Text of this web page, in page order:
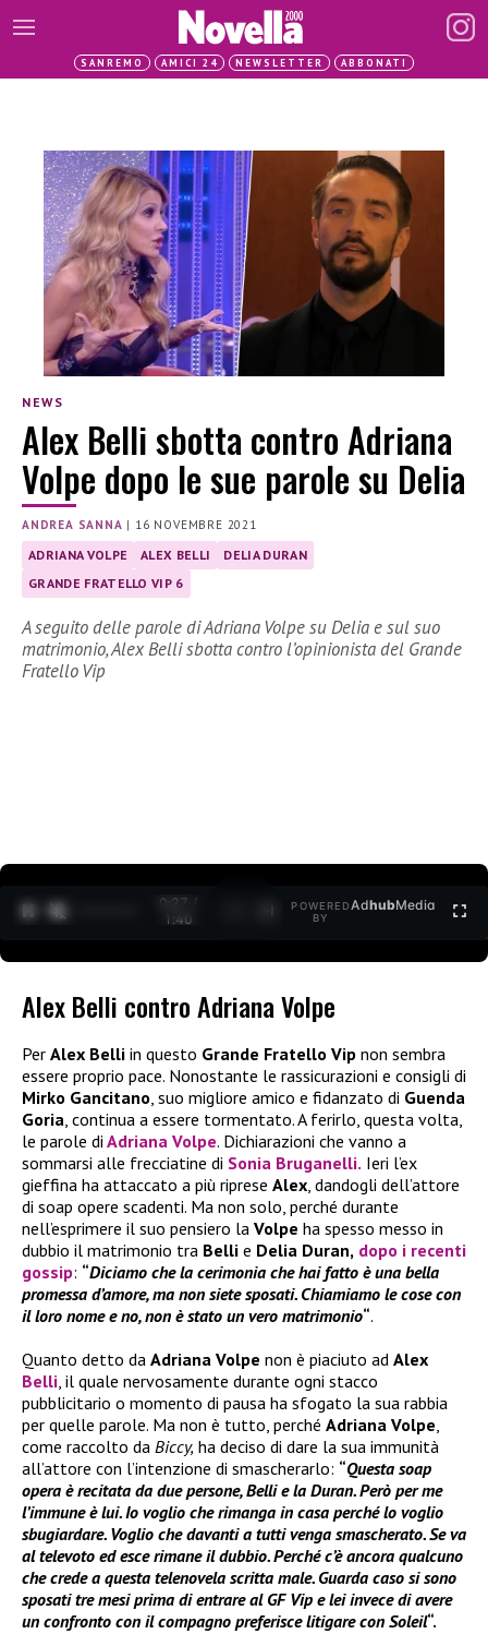
SANREMO AMICI 24 NEWSLETTER ABBONATI
NEWS
Alex Belli sbotta contro Adriana
Volpe dopo le sue parole su Delia
ANDREA SANNA | 16 NOVEMBRE 2021
ADRIANA VOLPE ALEX BELLI
DELIA DURAN
GRANDE FRATELLO VIP 6
A seguito delle parole di Adriana Volpe su Delia e sul suo
matrimonio, Alex Belli sbotta contro l’opinionista del Grande
Fratello Vip
0:27 /
1:40
POWERED
BY
AdhubMedia
Alex Belli contro Adriana Volpe
Per Alex Belli in questo Grande Fratello Vip non sembra
essere proprio pace. Nonostante le rassicurazioni e consigli di
Mirko Gancitano, suo migliore amico e fidanzato di Guenda
Goria, continua a essere tormentato. A ferirlo, questa volta,
le parole di Adriana Volpe. Dichiarazioni che vanno a
sommarsi alle frecciatine di Sonia Bruganelli. Ieri l’ex
gieffina ha attaccato a più riprese Alex, dandogli dell’attore
di soap opere scadenti. Ma non solo, perché durante
nell’esprimere il suo pensiero la Volpe ha spesso messo in
dubbio il matrimonio tra Belli e Delia Duran, dopo i recenti
gossip: “Diciamo che la cerimonia che hai fatto è una bella
promessa d’amore, ma non siete sposati. Chiamiamo le cose con
il loro nome e no, non è stato un vero matrimonio“.
Quanto detto da Adriana Volpe non è piaciuto ad Alex
Belli, il quale nervosamente durante ogni stacco
pubblicitario o momento di pausa ha sfogato la sua rabbia
per quelle parole. Ma non è tutto, perché Adriana Volpe,
come raccolto da Biccy, ha deciso di dare la sua immunità
all’attore con l’intenzione di smascherarlo: “Questa soap
opera è recitata da due persone, Belli e la Duran. Però per me
l’immune è lui. Io voglio che rimanga in casa perché lo voglio
sbugiardare. Voglio che davanti a tutti venga smascherato. Se va
al televoto ed esce rimane il dubbio. Perché c’è ancora qualcuno
che crede a questa telenovela scritta male. Guarda caso si sono
sposati tre mesi prima di entrare al GF Vip e lei invece di avere
un confronto con il compagno preferisce litigare con Soleil“.